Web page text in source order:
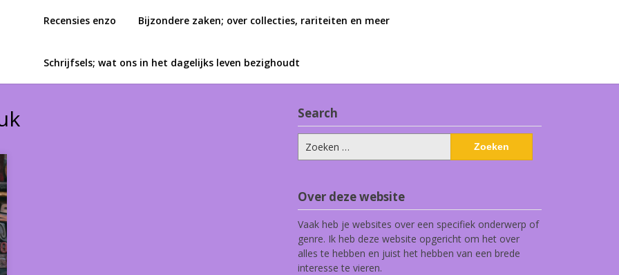
Recensies enzo Bijzondere zaken; over collecties, rariteiten en meer
Schrijfsels; wat ons in het dagelijks leven bezighoudt
Search
naar:
Over deze website
Vaak heb je websites over een specifiek onderwerp of
genre. Ik heb deze website opgericht om het over
alles te hebben en juist het hebben van een brede
interesse te vieren.